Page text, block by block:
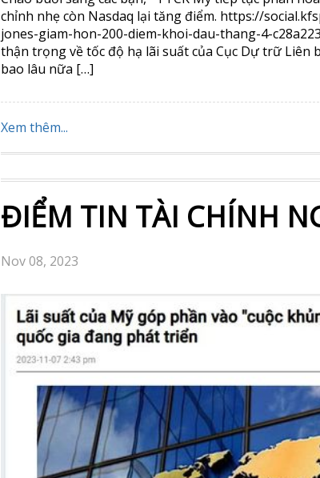
chỉnh nhẹ còn Nasdaq lại tăng điểm. https://
jones-giam-hon-200-diem-khoi-dau-thang-4-
thận trọng về tốc độ hạ lãi suất của Cục Dự trữ Liên
bao lâu nữa […]
Xem thêm...
ĐIỂM TIN TÀI CHÍNH
Nov 08, 2023